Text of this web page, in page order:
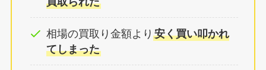
相場の買取り金額より安く買い叩かれ
てしまった